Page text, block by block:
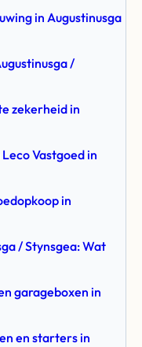
in Augustinusga
/
zekerheid in
Vastgoed in
in
/ Stynsgea: Wat
garageboxen in
en starters in